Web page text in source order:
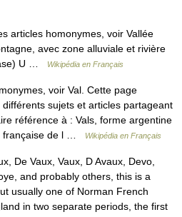
articles homonymes, voir Vallée
avec zone alluviale et rivière
U …
Wikipédia en Français
voir Val. Cette page
sujets et articles partageant
référence à : Vals, forme argentine
française de l …
Wikipédia en Français
De Vaux, Vaux, D Avaux, Devo,
and probably others, this is a
usually one of Norman French
in two separate periods, the first